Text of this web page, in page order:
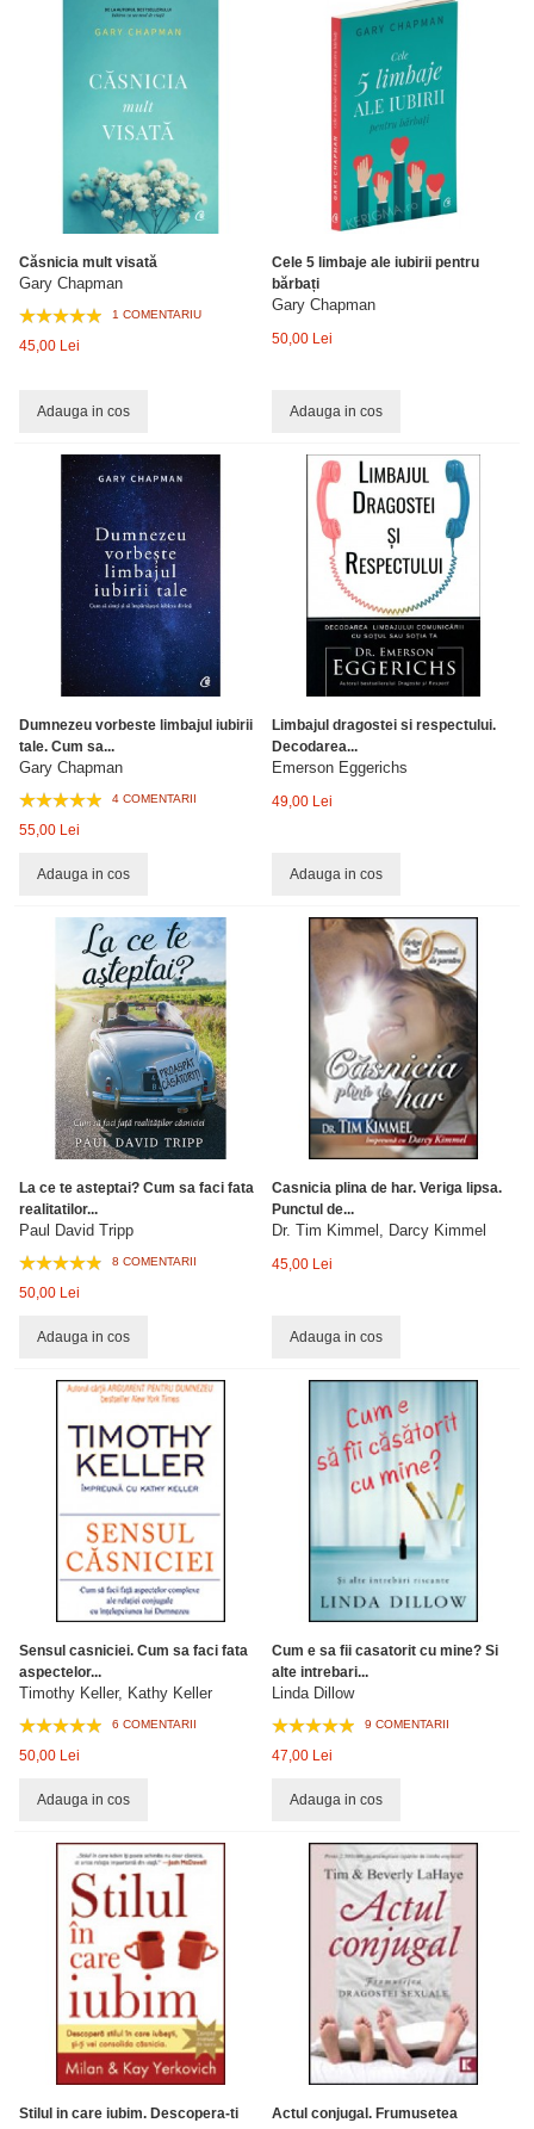
Căsnicia mult visată
Gary Chapman
1 COMENTARIU
45,00 Lei
Adauga in cos
Cele 5 limbaje ale iubirii pentru
bărbați
Gary Chapman
50,00 Lei
Adauga in cos
Dumnezeu vorbeste limbajul iubirii
tale. Cum sa...
Gary Chapman
4 COMENTARII
55,00 Lei
Adauga in cos
Limbajul dragostei si respectului.
Decodarea...
Emerson Eggerichs
49,00 Lei
Adauga in cos
La ce te asteptai? Cum sa faci fata
realitatilor...
Paul David Tripp
8 COMENTARII
50,00 Lei
Adauga in cos
Casnicia plina de har. Veriga lipsa.
Punctul de...
Dr. Tim Kimmel, Darcy Kimmel
45,00 Lei
Adauga in cos
Sensul casniciei. Cum sa faci fata
aspectelor...
Timothy Keller, Kathy Keller
6 COMENTARII
50,00 Lei
Adauga in cos
Cum e sa fii casatorit cu mine? Si
alte intrebari...
Linda Dillow
9 COMENTARII
47,00 Lei
Adauga in cos
Stilul in care iubim. Descopera-ti
Actul conjugal. Frumusetea